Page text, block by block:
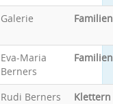
Galerie
Eva-Maria
Berners
Rudi Berners Klettern